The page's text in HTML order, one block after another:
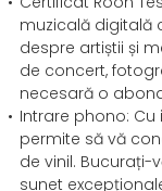
muzicală digitală
despre artiștii și
de concert,
necesară o
Intrare phono: Cu
permite să vă
de vinil. Bucurați-
sunet